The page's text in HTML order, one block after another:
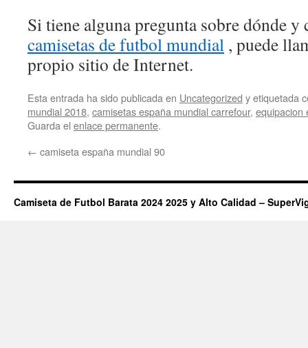
Si tiene alguna pregunta sobre dónde
camisetas de futbol mundial , puede
propio sitio de Internet.
Esta entrada ha sido publicada en Uncategorized y etiquetada
mundial 2018, camisetas españa mundial carrefour, equipacion
Guarda el enlace permanente.
← camiseta españa mundial 90
Camiseta de Futbol Barata 2024 2025 y Alto Calidad –